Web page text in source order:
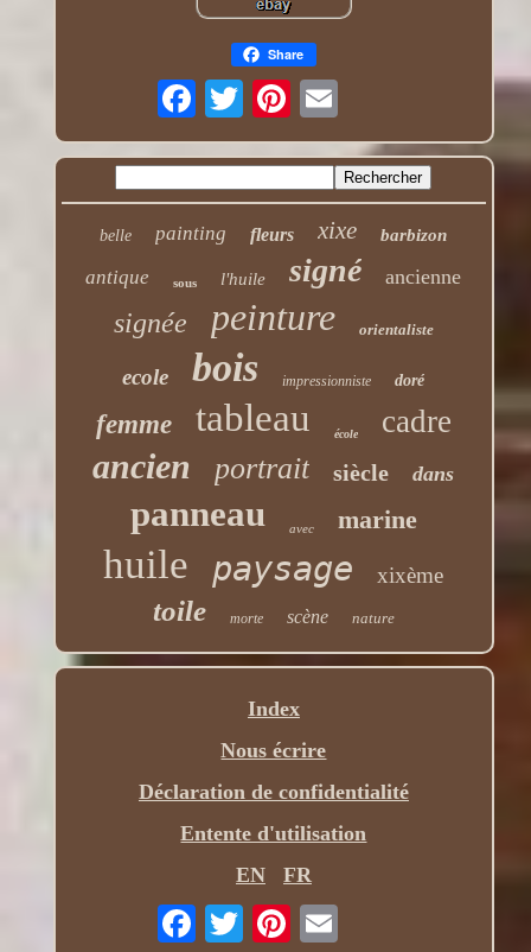
Share
belle painting fleurs xixe barbizon
antique sous l'huile signé ancienne
signée peinture orientaliste
ecole bois impressionniste doré
femme tableau école cadre
ancien portrait siècle dans
panneau avec marine
huile paysage xixème
toile morte scène nature
Index
Nous écrire
Déclaration de confidentialité
Entente d'utilisation
EN
FR